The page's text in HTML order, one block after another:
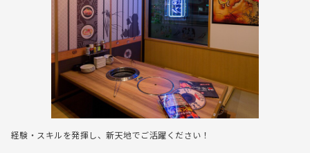
経験・スキルを発揮し、新天地でご活躍ください！